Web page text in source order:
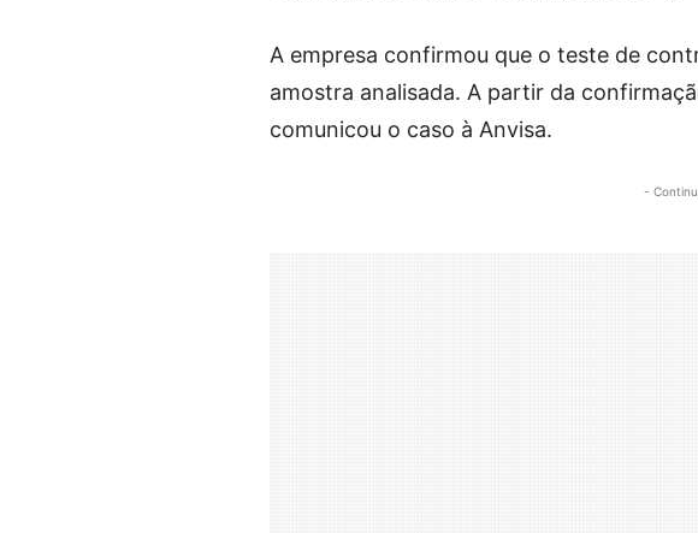
A empresa confirmou que o teste de
amostra analisada. A partir da
comunicou o caso à Anvisa.
-